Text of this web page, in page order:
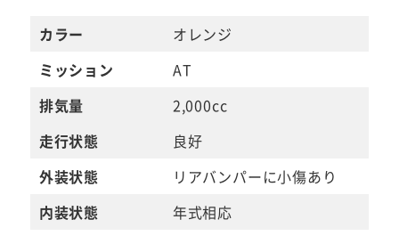
カラー
オレンジ
ミッション
AT
排気量
2,000cc
走行状態
良好
外装状態
リアバンパーに小傷あり
内装状態
年式相応